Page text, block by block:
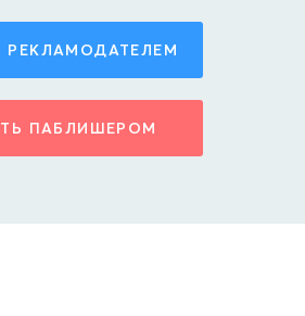
РЕКЛАМОДАТЕЛЕМ
ПАБЛИШЕРОМ